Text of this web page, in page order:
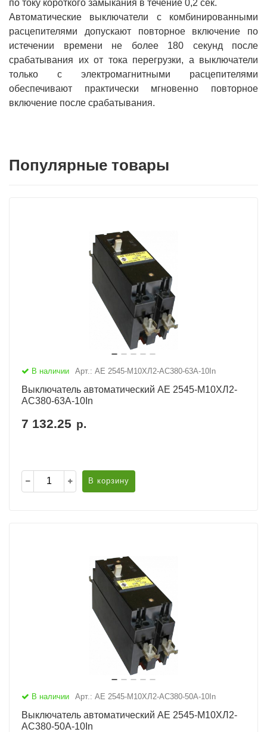
по току короткого замыкания в течение 0,2 сек.
Автоматические выключатели с комбинированными
расцепителями допускают повторное включение по
истечении времени не более 180 секунд после
срабатывания их от тока перегрузки, а выключатели
только с электромагнитными расцепителями
обеспечивают практически мгновенно повторное
включение после срабатывания.
Популярные товары
В наличии Арт.: АЕ 2545-М10ХЛ2-AC380-63А-10In
Выключатель автоматический АЕ 2545-М10ХЛ2-
AC380-63А-10In
7 132.25 р.
В корзину
В наличии Арт.: АЕ 2545-М10ХЛ2-AC380-50А-10In
Выключатель автоматический АЕ 2545-М10ХЛ2-
AC380-50А-10In